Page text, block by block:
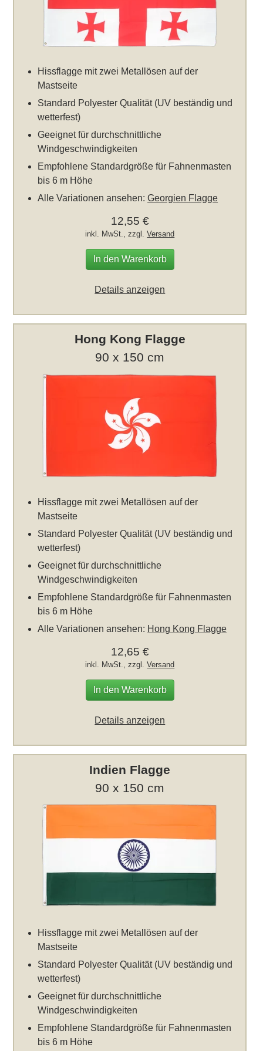
Hissflagge mit zwei Metallösen auf der
Mastseite
Standard Polyester Qualität (UV beständig und
wetterfest)
Geeignet für durchschnittliche
Windgeschwindigkeiten
Empfohlene Standardgröße für Fahnenmasten
bis 6 m Höhe
Alle Variationen ansehen:Georgien Flagge
12,55 €
inkl. MwSt., zzgl.Versand
In den Warenkorb
Details anzeigen
Hong Kong Flagge
90 x 150 cm
Hissflagge mit zwei Metallösen auf der
Mastseite
Standard Polyester Qualität (UV beständig und
wetterfest)
Geeignet für durchschnittliche
Windgeschwindigkeiten
Empfohlene Standardgröße für Fahnenmasten
bis 6 m Höhe
Alle Variationen ansehen: Hong Kong Flagge
12,65 €
inkl. MwSt., zzgl.Versand
In den Warenkorb
Details anzeigen
Indien Flagge
90 x 150 cm
Hissflagge mit zwei Metallösen auf der
Mastseite
Standard Polyester Qualität (UV beständig und
wetterfest)
Geeignet für durchschnittliche
Windgeschwindigkeiten
Empfohlene Standardgröße für Fahnenmasten
bis 6 m Höhe